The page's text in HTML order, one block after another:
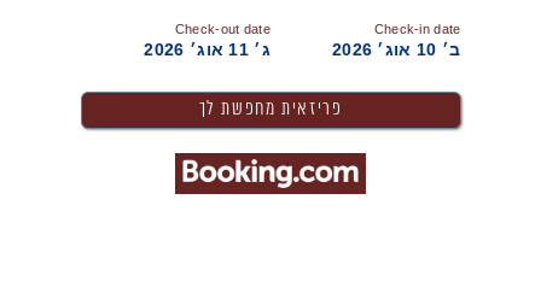
Check-in date
ב׳ 10 אוג׳ 2026
Check-out date
ג׳ 11 אוג׳ 2026